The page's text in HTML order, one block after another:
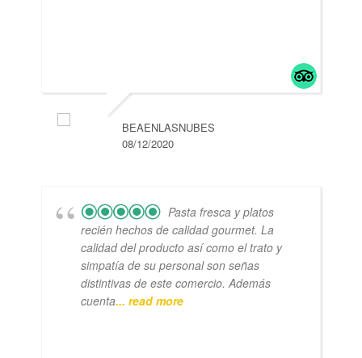
BEAENLASNUBES
08/12/2020
Pasta fresca y platos
recién hechos de calidad gourmet. La
calidad del producto así como el trato y
simpatía de su personal son señas
distintivas de este comercio. Además
cuenta... read more